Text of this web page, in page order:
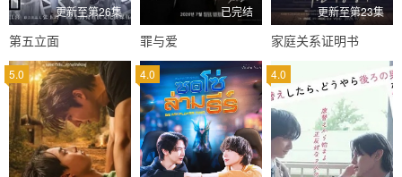
更新至第26集
第五立面
已完结
罪与爱
更新至第23集
家庭关系证明书
5.0 4.0 4.0